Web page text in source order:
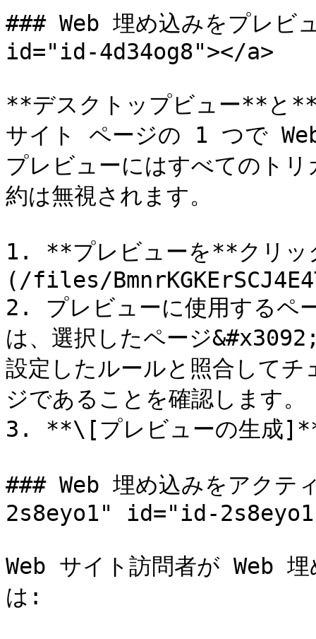
### Web 埋め込みをプレ
id="id-4d34og8"></a>
**デスクトップビュー**と
サイト ページの 1 つで
プレビューにはすべてのト
約は無視されます。
1. **プレビューを**クリ
(/files/
2. プレビューに使用するペ
は、選択したページ
設定したルールと照合して
ジであることを確認します。
3. **\[プレビューの生成
### Web 埋め込みをアク
2s8eyo1" id="id-
Web サイト訪問者が Web
は: